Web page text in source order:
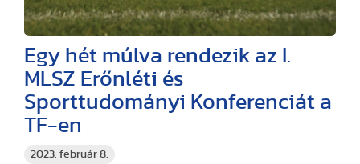
2023. február 8.
Egy hét múlva rendezik az I.
MLSZ Erőnléti és
Sporttudományi Konferenciát a
TF-en